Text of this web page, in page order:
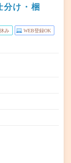
分け・梱
み WEB登録OK